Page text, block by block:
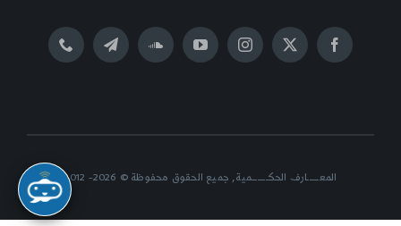
المعــــــارف الحكــــــــمية, جميع الحقوق محفوظة © 2026- 2012